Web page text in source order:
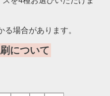
場合があります。
について